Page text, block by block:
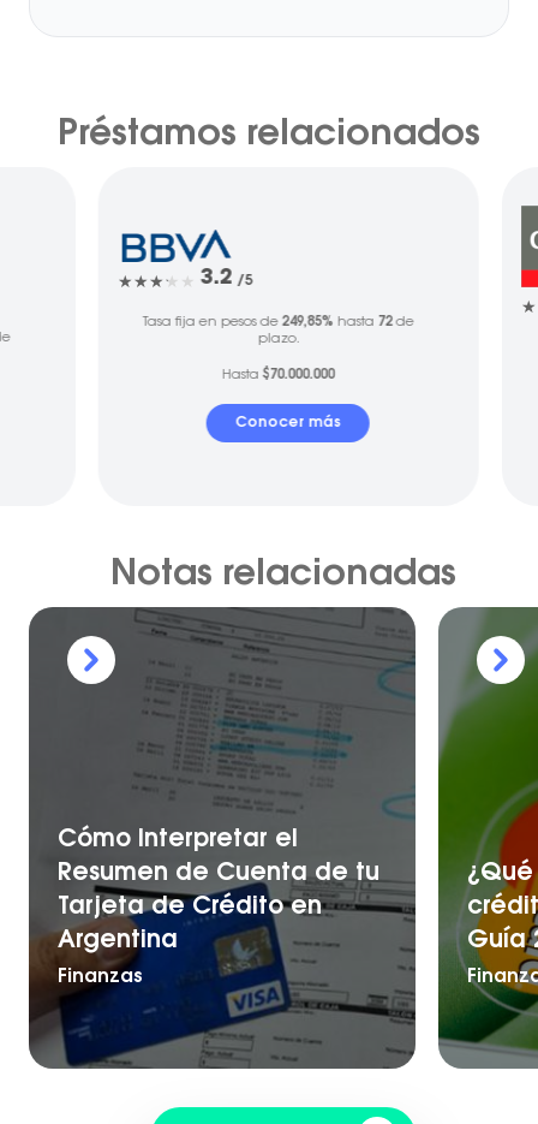
Préstamos relacionados
3.2 /5
Tasa fija en pesos de 249,85% hasta 72de
plazo.
Hasta$70.000.000
Conocer más
Notas relacionadas
Cómo Interpretar el
Resumen de Cuenta de tu
Tarjeta de Crédito en
Argentina
Finanzas
Guía